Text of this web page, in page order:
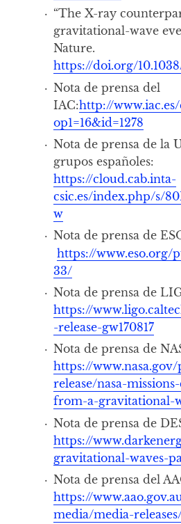
“The X-ray
gravitational-wave
Nature.
https://doi.org/
Nota de prensa del
IAC:http://
op1=16&id=1278
Nota de prensa de la
grupos españoles:
https://cloud.cab.inta-
csic.es/index.php/s/
w
Nota de prensa de
https://www.eso.org/
33/
Nota de prensa de
https://
-release-gw170817
Nota de prensa de
https://www.nasa.gov/
release/nasa-
from-a-gravitational-
Nota de prensa de
https://
gravitational-waves-
Nota de prensa del
https://
media/media-